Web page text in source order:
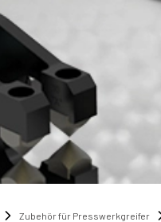
Zubehör für Presswerkgreifer